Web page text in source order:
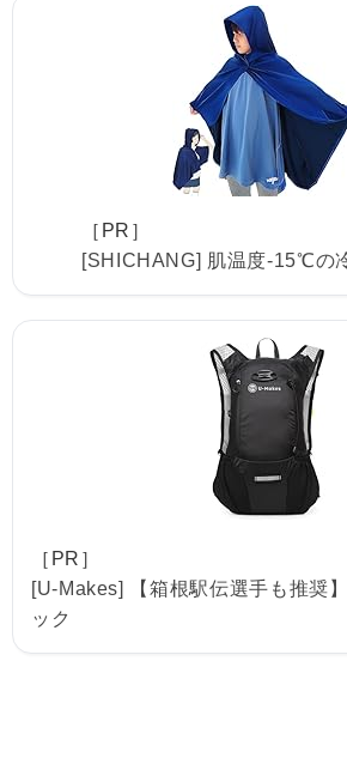
［PR］
[SHICHANG] 肌温度-15℃の
［PR］
[U-Makes] 【箱根駅伝選手も推奨
ック